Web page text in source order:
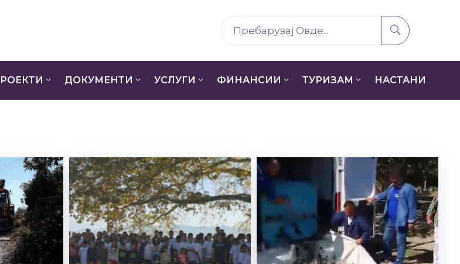
ДОКУМЕНТИ УСЛУГИ ФИНАНСИИ ТУРИЗАМ НАСТАНИ